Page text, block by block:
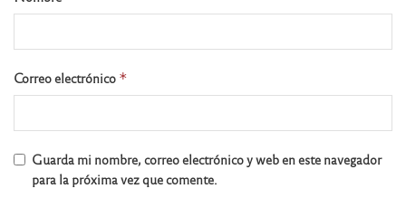
Correo electrónico *
Guarda mi nombre, correo electrónico y web en este navegador
para la próxima vez que comente.